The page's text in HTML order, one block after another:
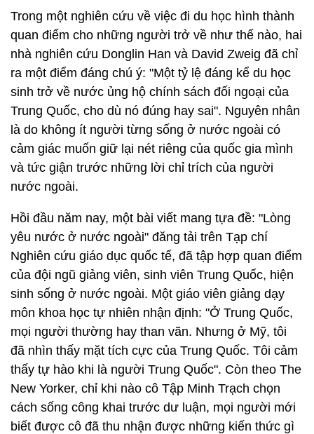
Trong một nghiên cứu về việc đi du học hình thành
quan điểm cho những người trở về như thế nào, hai
nhà nghiên cứu Donglin Han và David Zweig đã chỉ
ra một điểm đáng chú ý: "Một tỷ lệ đáng kể du học
sinh trở về nước ủng hộ chính sách đối ngoại của
Trung Quốc, cho dù nó đúng hay sai". Nguyên nhân
là do không ít người từng sống ở nước ngoài có
cảm giác muốn giữ lại nét riêng của quốc gia mình
và tức giận trước những lời chỉ trích của người
nước ngoài.
Hồi đầu năm nay, một bài viết mang tựa đề: "Lòng
yêu nước ở nước ngoài" đăng tải trên Tạp chí
Nghiên cứu giáo dục quốc tế, đã tập hợp quan điểm
của đội ngũ giảng viên, sinh viên Trung Quốc, hiện
sinh sống ở nước ngoài. Một giáo viên giảng dạy
môn khoa học tự nhiên nhận định: "Ở Trung Quốc,
mọi người thường hay than vãn. Nhưng ở Mỹ, tôi
đã nhìn thấy mặt tích cực của Trung Quốc. Tôi cảm
thấy tự hào khi là người Trung Quốc". Còn theo The
New Yorker, chỉ khi nào cô Tập Minh Trạch chọn
cách sống công khai trước dư luận, mọi người mới
biết được cô đã thu nhận được những kiến thức gì